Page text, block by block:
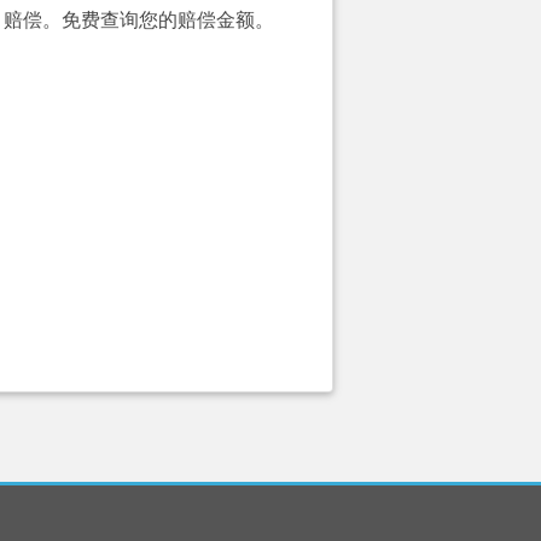
偿。免费查询您的赔偿金额。